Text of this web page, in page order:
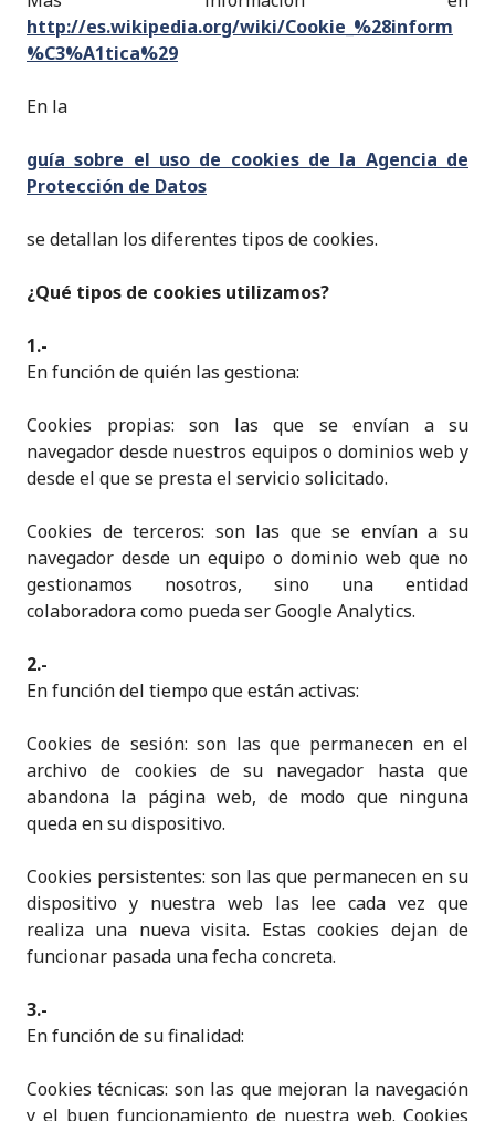
http://es.wikipedia.org/wiki/Cookie_%28inform
%C3%A1tica%29
En la
guía sobre el uso de cookies de la Agencia de
Protección de Datos
se detallan los diferentes tipos de cookies.
¿Qué tipos de cookies utilizamos?
1.-
En función de quién las gestiona:
Cookies propias: son las que se envían a su
navegador desde nuestros equipos o dominios web y
desde el que se presta el servicio solicitado.
Cookies de terceros: son las que se envían a su
navegador desde un equipo o dominio web que no
gestionamos nosotros, sino una entidad
colaboradora como pueda ser Google Analytics.
2.-
En función del tiempo que están activas:
Cookies de sesión: son las que permanecen en el
archivo de cookies de su navegador hasta que
abandona la página web, de modo que ninguna
queda en su dispositivo.
Cookies persistentes: son las que permanecen en su
dispositivo y nuestra web las lee cada vez que
realiza una nueva visita. Estas cookies dejan de
funcionar pasada una fecha concreta.
3.-
En función de su finalidad:
Cookies técnicas: son las que mejoran la navegación
y el buen funcionamiento de nuestra web. Cookies